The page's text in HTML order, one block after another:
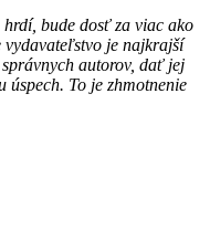
bude dosť za viac ako
je najkrajší
autorov, dať jej
To je zhmotnenie